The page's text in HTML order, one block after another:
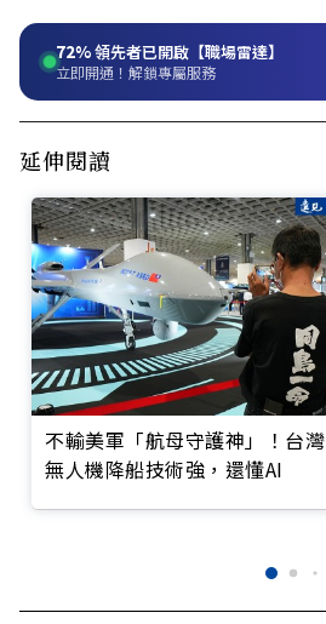
72%領先者已開啟【職場雷達】
立即開通！解鎖專屬服務
延伸閱讀
不輸美軍「航母守護神」！台灣
無人機降船技術強，還懂AI